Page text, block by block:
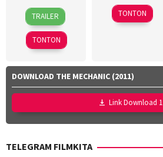
10
Jun
2026
Kenji
Tanigaki
Kensuke
Sonomura
TRAILER
TONTON
21
Sep
Dave
Thomas
TONTON
DOWNLOAD THE MECHANIC (2011)
Link Download 1
TELEGRAM FILMKITA